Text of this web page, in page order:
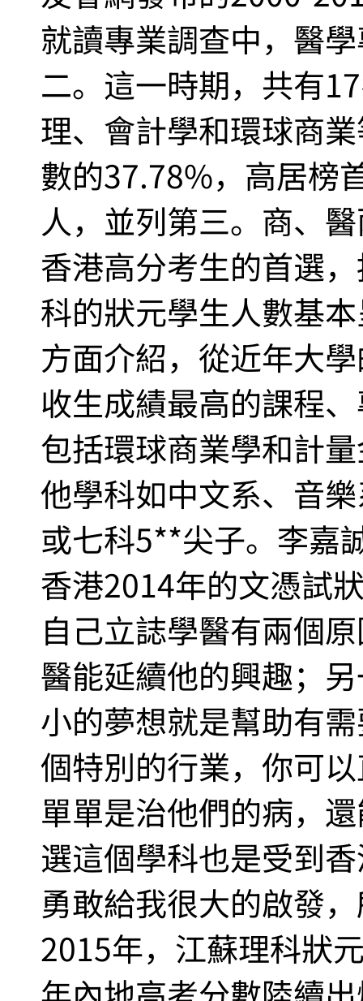
就讀專業調查中，醫
二。這一時期，共有
理、會計學和環球商
數的37.78%，高居榜
人，並列第三。商、
香港高分考生的首選
科的狀元學生人數基
方面介紹，從近年大
收生成績最高的課程
包括環球商業學和計
他學科如中文系、音
或七科5**尖子。李嘉
香港2014年的文憑試
自己立誌學醫有兩個
醫能延續他的興趣；
小的夢想就是幫助有
個特別的行業，你可
單單是治他們的病，
選這個學科也是受到
勇敢給我很大的啟發
2015年，江蘇理科狀